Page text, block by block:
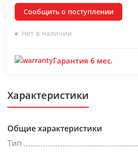
Сообщить о поступлении
Нет в наличии
Гарантия 6 мес.
Характеристики
Общие характеристики
Тип